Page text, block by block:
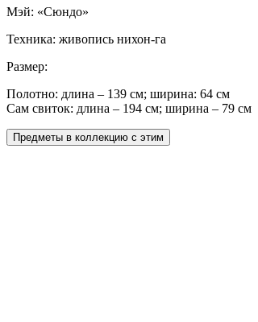
Мэй: «Сюндо»
Техника: живопись нихон-га
Размер:
Полотно: длина – 139 см; ширина: 64 см
Сам свиток: длина – 194 см; ширина – 79 см
Предметы в коллекцию с этим